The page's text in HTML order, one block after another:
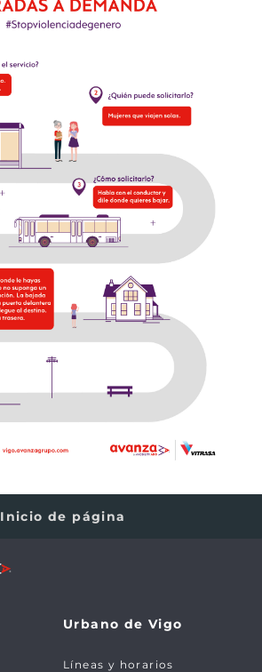
Inicio de página
Urbano de Vigo
Líneas y horarios